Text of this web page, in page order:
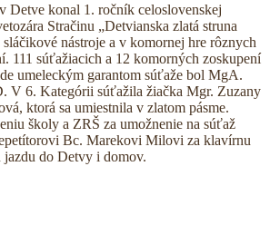
Detve konal 1. ročník celoslovenskej
Stračinu „Detvianska zlatá struna
nástroje a v komornej hre rôznych
111 súťažiacich a 12 komorných zoskupení
umeleckým garantom súťaže bol MgA.
V 6. Kategórii súťažila žiačka Mgr. Zuzany
ktorá sa umiestnila v zlatom pásme.
školy a ZRŠ za umožnenie na súťaž
Bc. Marekovi Milovi za klavírnu
jazdu do Detvy i domov.